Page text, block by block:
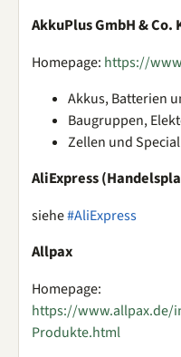
AkkuPlus GmbH & Co.
Homepage: https://
Akkus, Batterien
Baugruppen,
Zellen und
AliExpress
siehe#AliExpress
Allpax
Homepage:
https://www.allpax.de/
Produkte.html